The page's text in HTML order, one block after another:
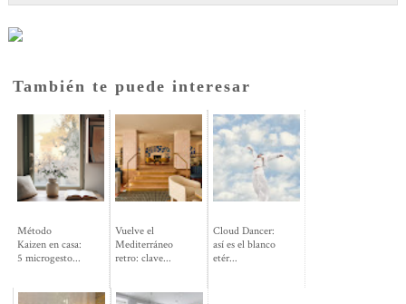
También te puede interesar
Método
Kaizen en casa:
5 microgesto...
Vuelve el
Mediterráneo
retro: clave...
Cloud Dancer:
así es el blanco
etér...